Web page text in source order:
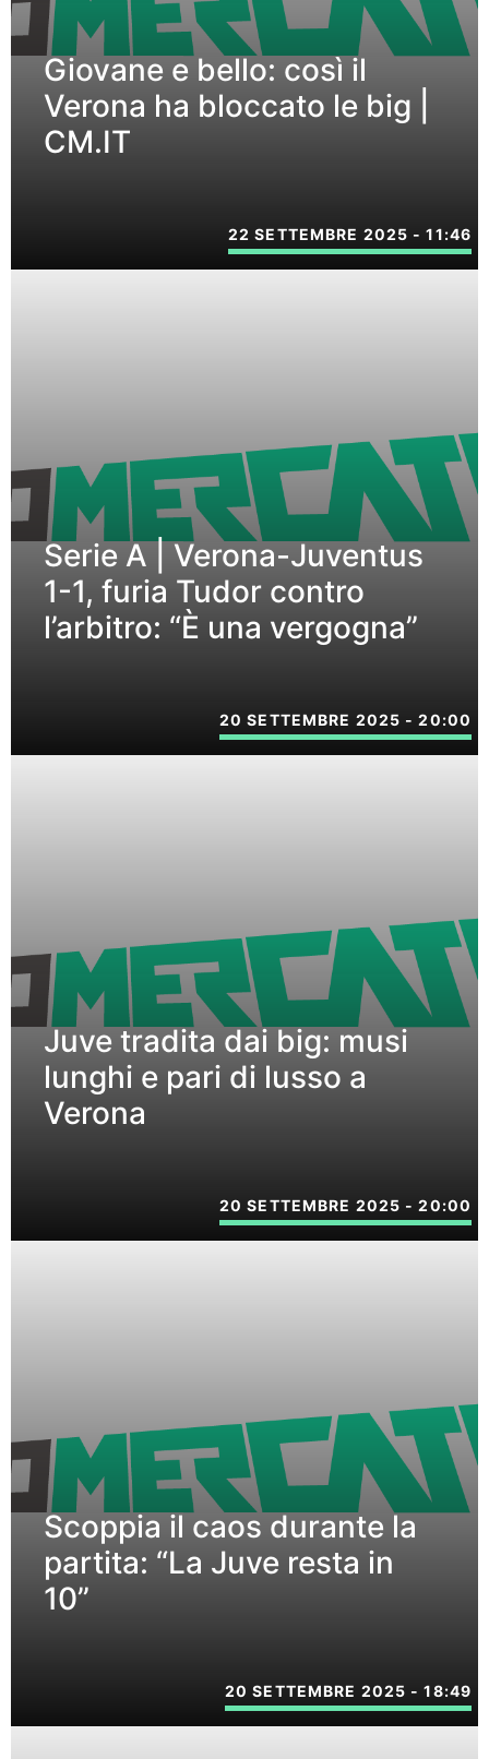
Giovane e bello: così il
Verona ha bloccato le big |
CM.IT
22 SETTEMBRE 2025 - 11:46
Serie A | Verona-Juventus
1-1, furia Tudor contro
l’arbitro: “È una vergogna”
20 SETTEMBRE 2025 - 20:00
Juve tradita dai big: musi
lunghi e pari di lusso a
Verona
20 SETTEMBRE 2025 - 20:00
Scoppia il caos durante la
partita: “La Juve resta in
10”
20 SETTEMBRE 2025 - 18:49